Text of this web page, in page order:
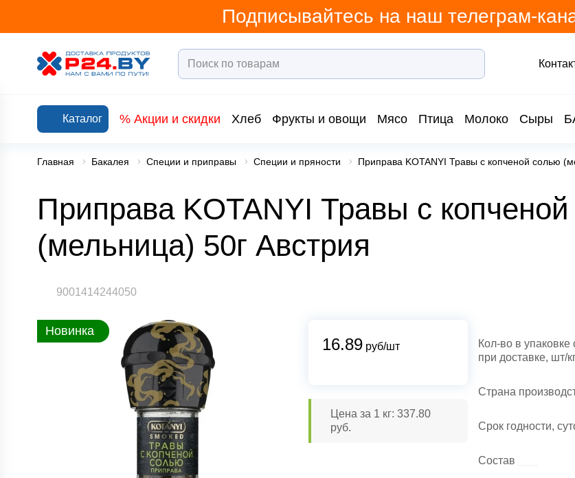
Подписывайтесь на наш телеграм-
Каталог % Акции и скидки Хлеб Фрукты и овощи Мясо Птица Молоко Сыры
Главная Бакалея Специи и приправы Специи и пряности Приправа KOTANYI Травы с копченой солью
Приправа KOTANYI Травы с
(мельница) 50г Австрия
9001414244050
Новинка
16.89 руб/шт
Цена за 1 кг: 337.80
руб.
Кол-во в упаковке
при доставке, шт/
Страна
Срок годности,
Состав